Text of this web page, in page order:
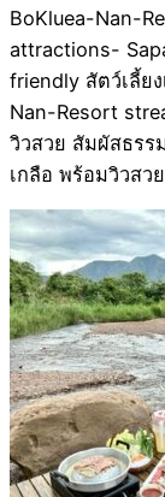
BoKluea-Nan-
attractions-
friendly สัตว์เลี้ย
Nan-Resort
วิวสวย สัมผัสธรร
เกลือ พร้อมวิวส